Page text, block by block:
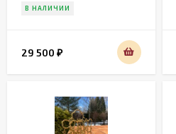
В НАЛИЧИИ
29 500 ₽